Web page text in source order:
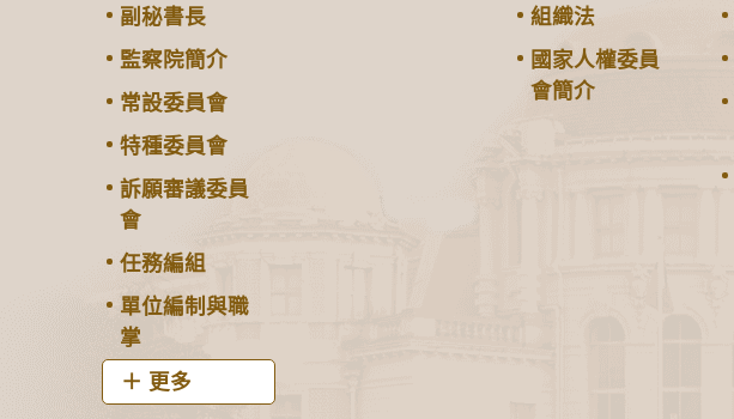
副秘書長
監察院簡介
常設委員會
特種委員會
訴願審議委員
會
任務編組
單位編制與職
掌
更多
組織法
國家人權委員
會簡介